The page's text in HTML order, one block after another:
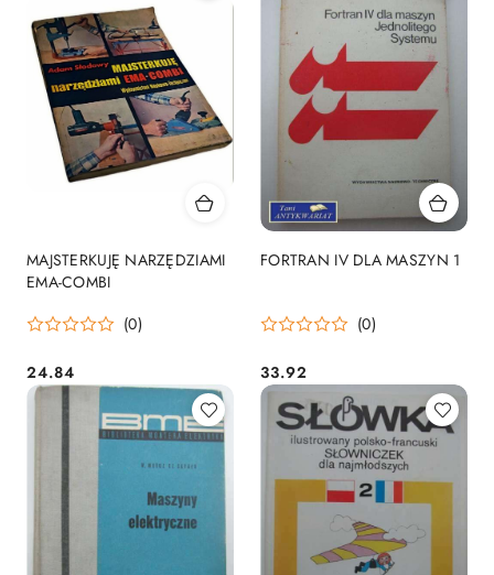
MAJSTERKUJĘ NARZĘDZIAMI
EMA-COMBI
(0)
Cena:
24.84
FORTRAN IV DLA MASZYN 1
(0)
Cena:
33.92